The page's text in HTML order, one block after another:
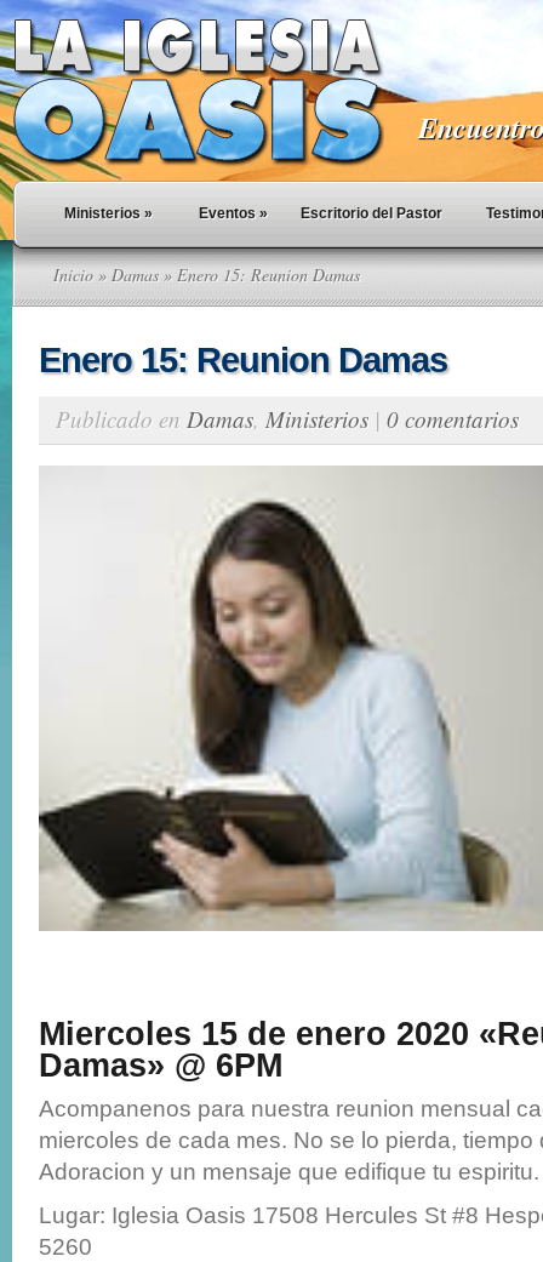
Ministerios » Eventos » Escritorio del Pastor
Inicio » Damas» Enero 15: Reunion Damas
Enero 15: Reunion Damas
Publicado en Damas, Ministerios | 0 comentarios
Miercoles 15 de enero 2020
Damas» @ 6PM
Acompanenos para nuestra reunion mensual
miercoles de cada mes. No se lo pierda, tiempo
Adoracion y un mensaje que edifique tu espiritu.
Lugar: Iglesia Oasis 17508 Hercules St #8
5260